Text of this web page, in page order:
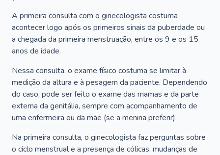
A primeira consulta com o ginecologista costuma
acontecer logo após os primeiros sinais da puberdade ou
a chegada da primeira menstruação, entre os 9 e os 15
anos de idade.
Nessa consulta, o exame físico costuma se limitar à
medição da altura e à pesagem da paciente. Dependendo
do caso, pode ser feito o exame das mamas e da parte
externa da genitália, sempre com acompanhamento de
uma enfermeira ou da mãe (se a menina preferir).
Na primeira consulta, o ginecologista faz perguntas sobre
o ciclo menstrual e a presença de cólicas, mudanças de